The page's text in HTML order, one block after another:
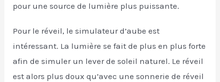
pour une source de lumière plus puissante.
Pour le réveil, le simulateur d’aube est
intéressant. La lumière se fait de plus en plus forte
afin de simuler un lever de soleil naturel. Le réveil
est alors plus doux qu’avec une sonnerie de réveil